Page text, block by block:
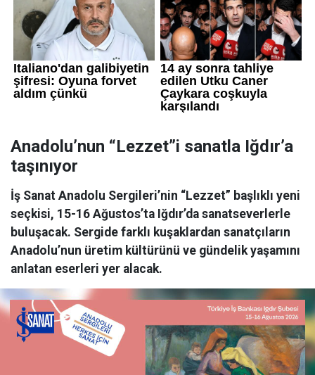
Anadolu’nun “Lezzet”i sanatla Iğdır’a
taşınıyor
İş Sanat Anadolu Sergileri’nin “Lezzet” başlıklı yeni
seçkisi, 15-16 Ağustos’ta Iğdır’da sanatseverlerle
buluşacak. Sergide farklı kuşaklardan sanatçıların
Anadolu’nun üretim kültürünü ve gündelik yaşamını
anlatan eserleri yer alacak.